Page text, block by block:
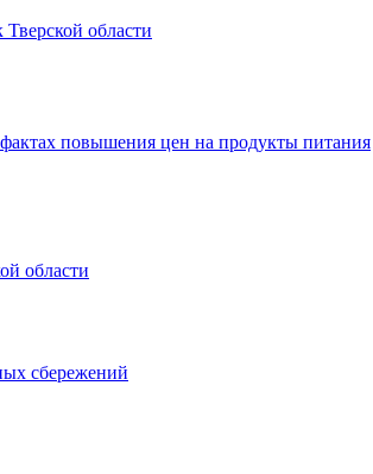
области
повышения цен на продукты питания
области
сбережений